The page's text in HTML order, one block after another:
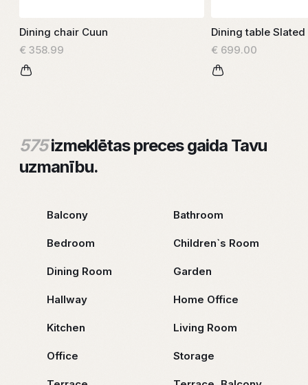
Dining chair Cuun
€ 358.99
Dining table Slated
€ 699.00
575izmeklētas preces gaida Tavu
uzmanību.
Balcony Bathroom
Bedroom Children`s Room
Dining Room Garden
Hallway Home Office
Kitchen Living Room
Office Storage